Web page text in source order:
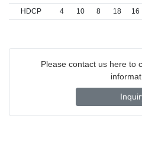
HDCP
4 10 8 18 16
Please contact us here to